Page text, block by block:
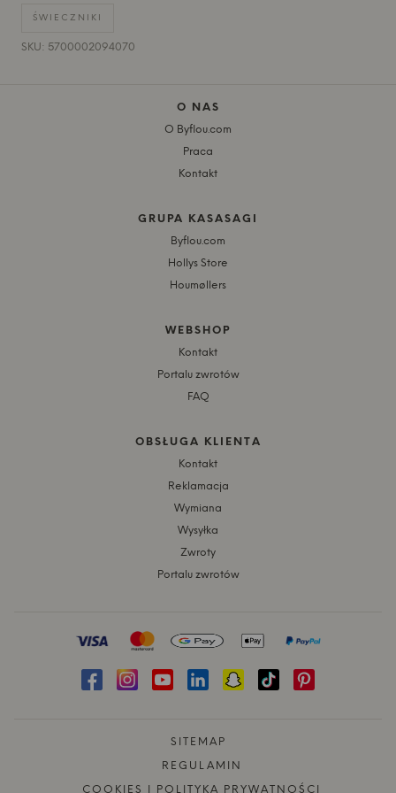
ŚWIECZNIKI
SKU: 5700002094070
O NAS
O Byflou.com
Praca
Kontakt
GRUPA KASASAGI
Byflou.com
Hollys Store
Houmøllers
WEBSHOP
Kontakt
Portalu zwrotów
FAQ
OBSŁUGA KLIENTA
Kontakt
Reklamacja
Wymiana
Wysyłka
Zwroty
Portalu zwrotów
SITEMAP
REGULAMIN
COOKIES I POLITYKA PRYWATNOŚCI